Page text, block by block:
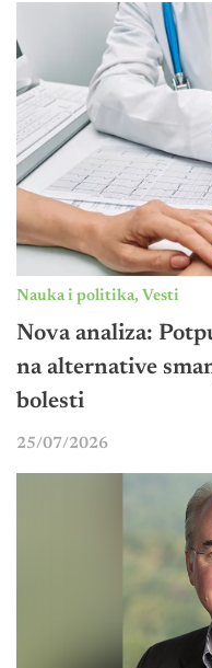
Nauka i politika, Vesti
Nova analiza:
na alternative
bolesti
25/07/2026